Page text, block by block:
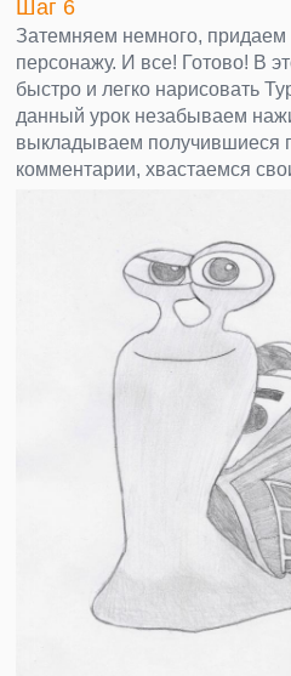
Шаг 6
Затемняем немного, придаем
персонажу. И все! Готово! В
быстро и легко нарисовать
данный урок незабываем
выкладываем получившиеся
комментарии, хвастаемся